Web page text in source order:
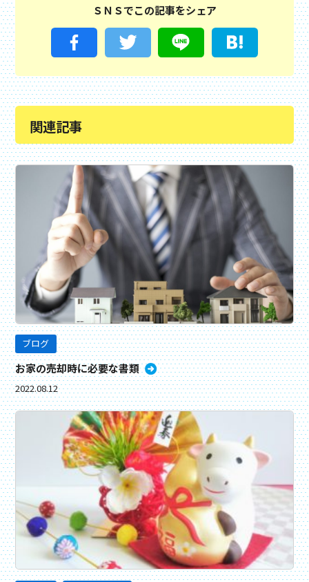
ＳＮＳでこの記事をシェア
関連記事
ブログ
お家の売却時に必要な書類
2022.08.12